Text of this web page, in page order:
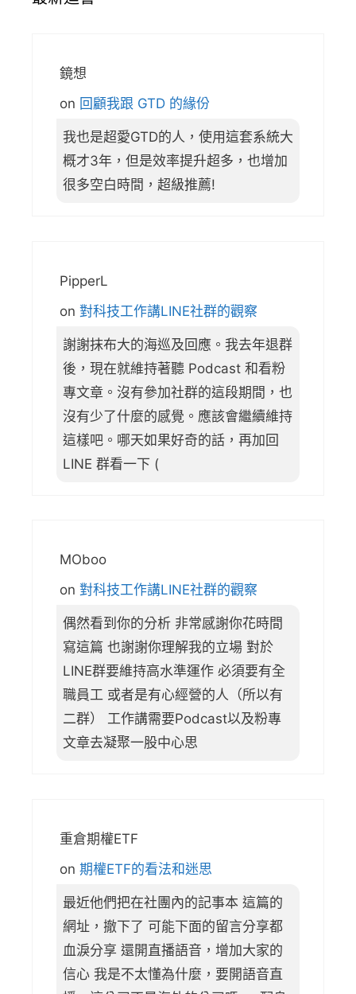
鏡想
on 回顧我跟 GTD 的緣份
我也是超愛GTD的人，使用這套系統大
概才3年，但是效率提升超多，也增加
很多空白時間，超級推薦!
PipperL
on 對科技工作講LINE社群的觀察
謝謝抹布大的海巡及回應。我去年退群
後，現在就維持著聽 Podcast 和看粉
專文章。沒有參加社群的這段期間，也
沒有少了什麼的感覺。應該會繼續維持
這樣吧。哪天如果好奇的話，再加回
LINE 群看一下 (
MOboo
on 對科技工作講LINE社群的觀察
偶然看到你的分析 非常感謝你花時間
寫這篇 也謝謝你理解我的立場 對於
LINE群要維持高水準運作 必須要有全
職員工 或者是有心經營的人（所以有
二群） 工作講需要Podcast以及粉專
文章去凝聚一股中心思
重倉期權ETF
on 期權ETF的看法和迷思
最近他們把在社團內的記事本 這篇的
網址，撤下了 可能下面的留言分享都
血淚分享 還開直播語音，增加大家的
信心 我是不太懂為什麼，要開語音直